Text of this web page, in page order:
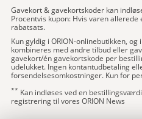
Gavekort & gavekortskoder kan
Procentvis kupon: Hvis varen
rabatsats.
Kun gyldig i ORION-onlinebutikken, og
kombineres med andre tilbud eller
gavekort/én gavekortskode per
udelukket. Ingen kontantudbetaling
forsendelsesomkostninger. Kun for
** Kan indløses ved en
registrering til vores ORION News